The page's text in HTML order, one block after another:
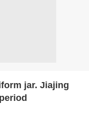
jar. Jiajing